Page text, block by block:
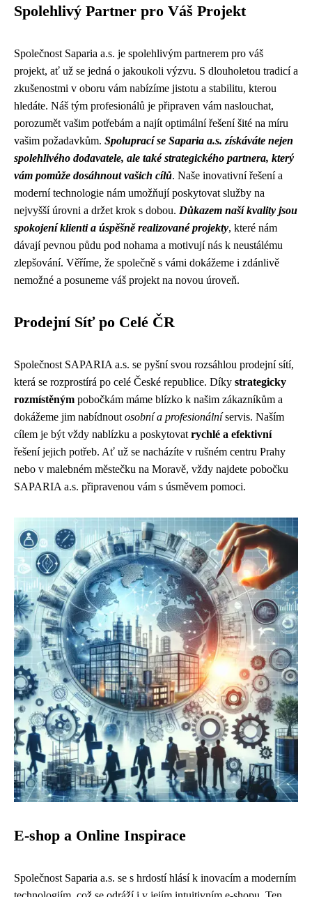
Spolehlivý Partner pro Váš Projekt
Společnost Saparia a.s. je spolehlivým partnerem pro váš
projekt, ať už se jedná o jakoukoli výzvu. S dlouholetou tradicí a
zkušenostmi v oboru vám nabízíme jistotu a stabilitu, kterou
hledáte. Náš tým profesionálů je připraven vám naslouchat,
porozumět vašim potřebám a najít optimální řešení šité na míru
vašim požadavkům. Spoluprací se Saparia a.s. získáváte nejen
spolehlivého dodavatele, ale také strategického partnera, který
vám pomůže dosáhnout vašich cílů. Naše inovativní řešení a
moderní technologie nám umožňují poskytovat služby na
nejvyšší úrovni a držet krok s dobou. Důkazem naší kvality jsou
spokojení klienti a úspěšně realizované projekty, které nám
dávají pevnou půdu pod nohama a motivují nás k neustálému
zlepšování. Věříme, že společně s vámi dokážeme i zdánlivě
nemožné a posuneme váš projekt na novou úroveň.
Prodejní Síť po Celé ČR
Společnost SAPARIA a.s. se pyšní svou rozsáhlou prodejní sítí,
která se rozprostírá po celé České republice. Díky strategicky
rozmístěným pobočkám máme blízko k našim zákazníkům a
dokážeme jim nabídnout osobní a profesionálníservis. Naším
cílem je být vždy nablízku a poskytovat rychlé a efektivní
řešení jejich potřeb. Ať už se nacházíte v rušném centru Prahy
nebo v malebném městečku na Moravě, vždy najdete pobočku
SAPARIA a.s. připravenou vám s úsměvem pomoci.
E-shop a Online Inspirace
Společnost Saparia a.s. se s hrdostí hlásí k inovacím a moderním